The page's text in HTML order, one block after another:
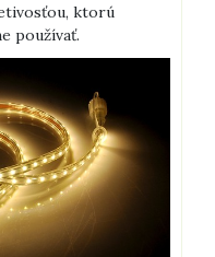
ktorú
používať.